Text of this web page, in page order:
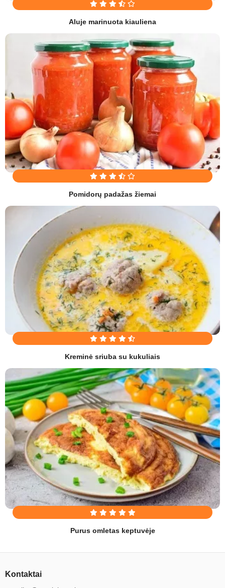
Aluje marinuota kiauliena
Pomidorų padažas žiemai
Kreminė sriuba su kukuliais
Purus omletas keptuvėje
Kontaktai